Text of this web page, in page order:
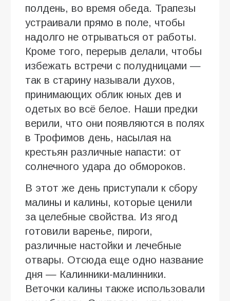
полдень, во время обеда. Трапезы
устраивали прямо в поле, чтобы
надолго не отрываться от работы.
Кроме того, перерыв делали, чтобы
избежать встречи с полудницами —
так в старину называли духов,
принимающих облик юных дев и
одетых во всё белое. Наши предки
верили, что они появляются в полях
в Трофимов день, насылая на
крестьян различные напасти: от
солнечного удара до обмороков.
В этот же день приступали к сбору
малины и калины, которые ценили
за целебные свойства. Из ягод
готовили варенье, пироги,
различные настойки и лечебные
отвары. Отсюда еще одно название
дня — Калинники-малинники.
Веточки калины также использовали